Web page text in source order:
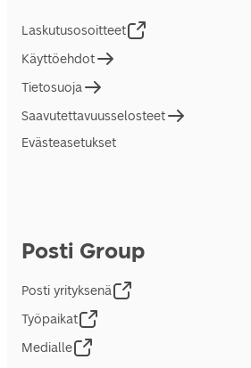
Laskutusosoitteet
Käyttöehdot
Tietosuoja
Saavutettavuusselosteet
Evästeasetukset
Posti Group
Posti yrityksenä
Työpaikat
Medialle